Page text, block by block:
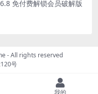
免付费解锁会员破解版
- All rights reserved
号
我的